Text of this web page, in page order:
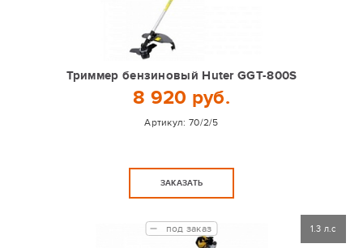
Триммер бензиновый Huter GGT-800S
8 920 руб.
Артикул: 70/2/5
ЗАКАЗАТЬ
под заказ 1.3 л.с